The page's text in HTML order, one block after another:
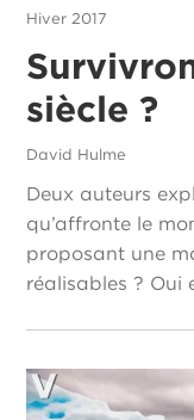
Hiver 2017
siècle ?
David Hulme
Deux auteurs
qu’affronte le
proposant une
réalisables ? Oui